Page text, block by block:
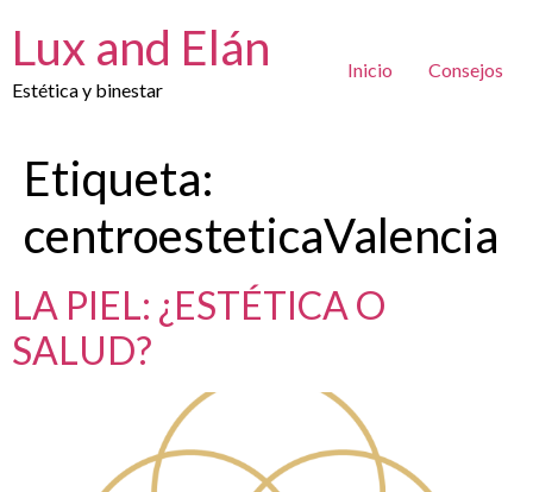
Lux and Elán
Estética y binestar
Inicio Consejos
Etiqueta:
centroesteticaValencia
LA PIEL: ¿ESTÉTICA O
SALUD?